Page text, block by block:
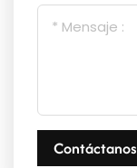
Contáctanos